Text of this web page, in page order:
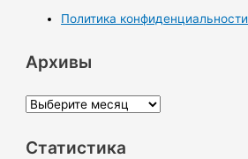
Политика конфиденциальности
Архивы
А
х
Статистика